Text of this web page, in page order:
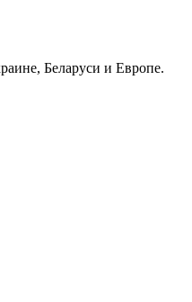
Беларуси и Европе.